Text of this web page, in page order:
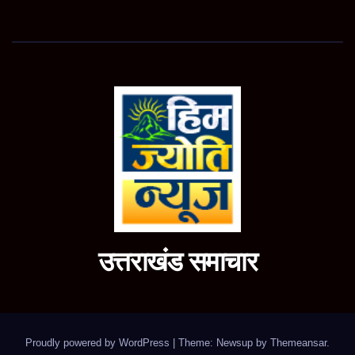
उत्तराखंड समाचार
Proudly powered by WordPress Theme: Newsup by Themeansar.